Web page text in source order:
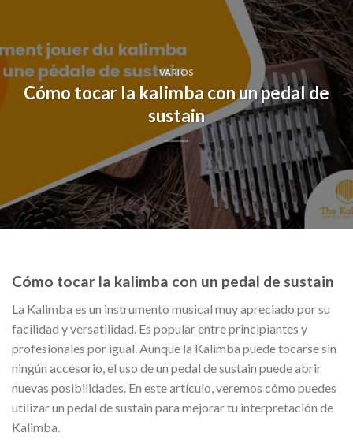
VARIOS
Cómo tocar la kalimba con un pedal de
sustain
Cómo tocar la kalimba con un pedal de sustain
La Kalimba es un instrumento musical muy apreciado por su
facilidad y versatilidad. Es popular entre principiantes y
profesionales por igual. Aunque la Kalimba puede tocarse sin
ningún accesorio, el uso de un pedal de sustain puede abrir
nuevas posibilidades. En este artículo, veremos cómo puedes
utilizar un pedal de sustain para mejorar tu interpretación de
Kalimba.